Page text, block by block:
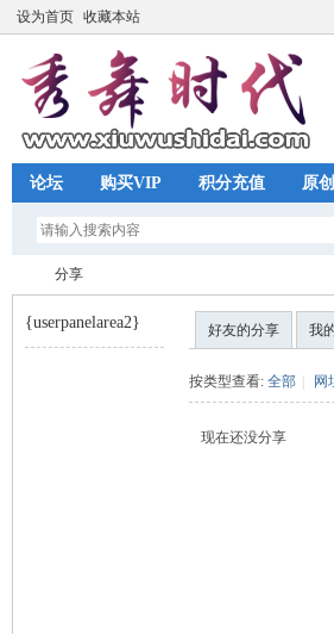
设为首页 收藏本站
论坛 购买VIP 积分充值 原
分享
{userpanelarea2} 好友的分享 我
按类型查看: 全部 网
现在还没分享